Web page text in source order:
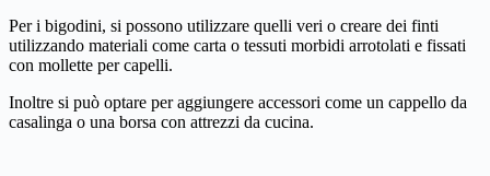
Per i bigodini, si possono utilizzare quelli veri o creare dei finti
utilizzando materiali come carta o tessuti morbidi arrotolati e fissati
con mollette per capelli.
Inoltre si può optare per aggiungere accessori come un cappello da
casalinga o una borsa con attrezzi da cucina.